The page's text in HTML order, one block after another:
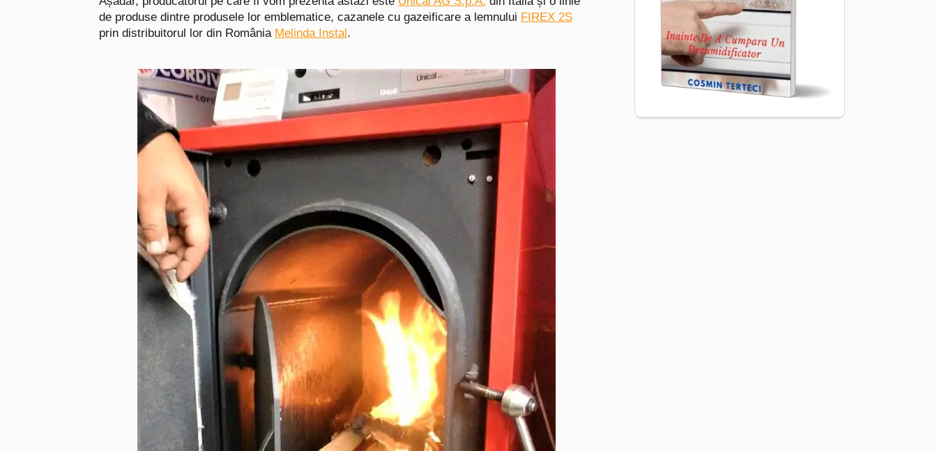
de produse dintre produsele lor emblematice, cazanele cu gazeificare a lemnului FIREX 2S
prin distribuitorul lor din România Melinda Instal .